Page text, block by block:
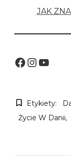
JAK
Facebook
Etykiety:
Życie W Danii